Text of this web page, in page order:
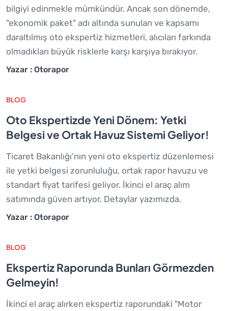
bilgiyi edinmekle mümkündür. Ancak son dönemde,
"ekonomik paket" adı altında sunulan ve kapsamı
daraltılmış oto ekspertiz hizmetleri, alıcıları farkında
olmadıkları büyük risklerle karşı karşıya bırakıyor.
Yazar : Otorapor
BLOG
Oto Ekspertizde Yeni Dönem: Yetki
Belgesi ve Ortak Havuz Sistemi Geliyor!
Ticaret Bakanlığı'nın yeni oto ekspertiz düzenlemesi
ile yetki belgesi zorunluluğu, ortak rapor havuzu ve
standart fiyat tarifesi geliyor. İkinci el araç alım
satımında güven artıyor. Detaylar yazımızda.
Yazar : Otorapor
BLOG
Ekspertiz Raporunda Bunları Görmezden
Gelmeyin!
İkinci el araç alırken ekspertiz raporundaki "Motor